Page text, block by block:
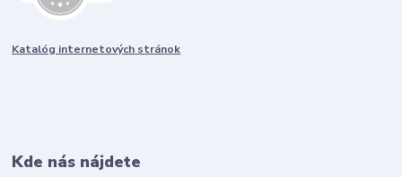
Katalóg internetových stránok
Kde nás nájdete